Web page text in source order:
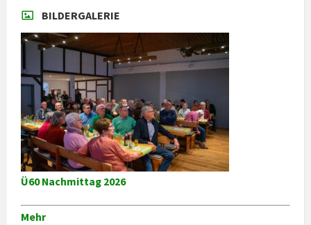
BILDERGALERIE
Ü60 Nachmittag 2026
Mehr